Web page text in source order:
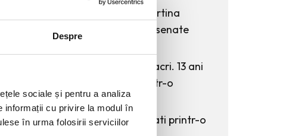
Despre
sociale și pentru a analiza
informații cu privire la modul în
în urma folosirii serviciilor
KAWS: Art & Comix la Albertina
Modern – cand benzile desenate
The Outsider. Andreea Macri. 13 ani
de fotografie de moda intr-o
expozitie.
60 de ani de Pepsi, celebrati printr-o